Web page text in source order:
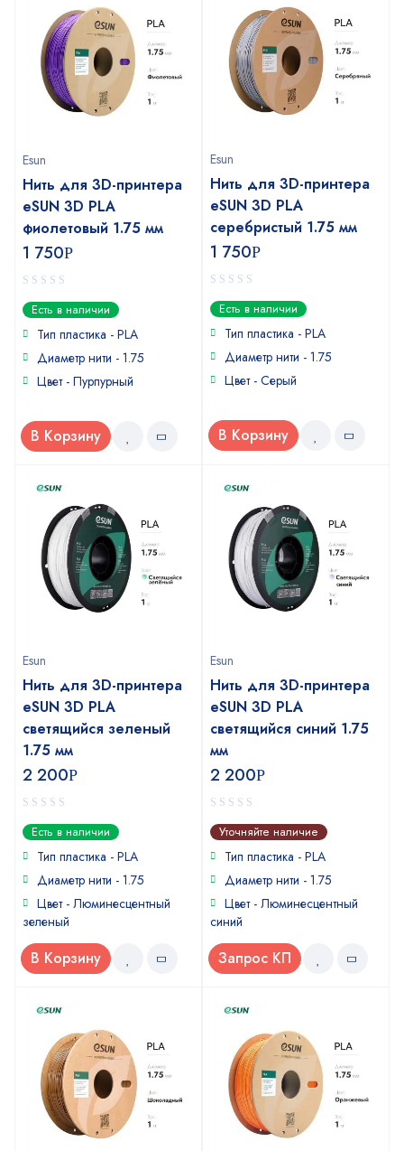
Esun
Нить для 3D-принтера
eSUN 3D PLA
фиолетовый 1.75 мм
1 750Р
0
out
of
Есть в наличии
Тип пластика - PLA
Диаметр нити - 1.75
Цвет - Пурпурный
В Корзину
Esun
Нить для 3D-принтера
eSUN 3D PLA
серебристый 1.75 мм
1 750Р
0
out
of
Есть в наличии
Тип пластика - PLA
Диаметр нити - 1.75
Цвет - Серый
В Корзину
Esun
Нить для 3D-принтера
eSUN 3D PLA
светящийся зеленый
1.75 мм
2 200Р
0
out
of
Есть в наличии
Тип пластика - PLA
Диаметр нити - 1.75
Цвет - Люминесцентный
зеленый
В Корзину
Esun
Нить для 3D-принтера
eSUN 3D PLA
светящийся синий 1.75
мм
2 200Р
0
out
of
Уточняйте наличие
Тип пластика - PLA
Диаметр нити - 1.75
Цвет - Люминесцентный
синий
Запрос КП